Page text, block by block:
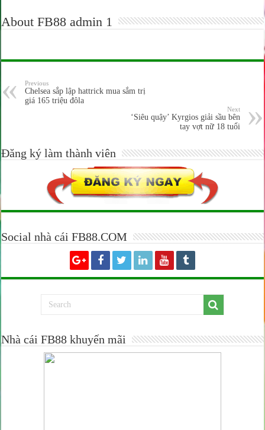
About FB88 admin 1
Previous
Chelsea sắp lập hattrick mua sắm trị
giá 165 triệu đôla
Next
‘Siêu quậy’ Kyrgios giải sầu bên
tay vợt nữ 18 tuổi
Đăng ký làm thành viên
Social nhà cái FB88.COM
Nhà cái FB88 khuyến mãi